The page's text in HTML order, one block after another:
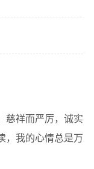
祥而严厉，诚实
，我的心情总是万